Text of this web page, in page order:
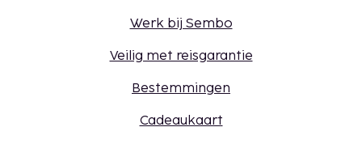
Werk bij Sembo
Veilig met reisgarantie
Bestemmingen
Cadeaukaart